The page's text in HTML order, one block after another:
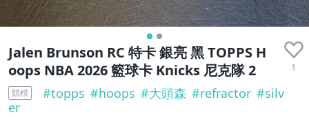
Jalen Brunson RC 特卡 銀亮 黑 TOPPS H
oops NBA 2026 籃球卡 Knicks 尼克隊 2
1
競標 #topps #hoops #大頭森 #refractor #silv
er